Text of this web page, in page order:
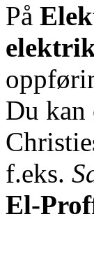
På
Du kan
f.eks.
El-